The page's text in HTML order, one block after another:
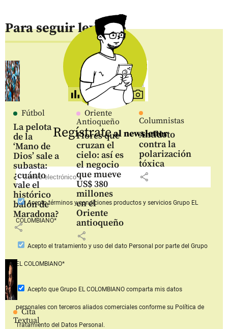
Para seguir leyendo
Fútbol
La pelota
de la
‘Mano de
Dios’ sale a
subasta:
¿cuánto
vale el
histórico
balón de
Maradona?
share
Oriente
Antioqueño
Flores que
cruzan el
cielo: así es
el negocio
que mueve
US$ 380
millones
en el
Oriente
antioqueño
share
Columnistas
Antídoto
contra la
polarización
tóxica
share
Cita
Textual
Regístrateal newsletter
Aceptotérminos y condiciones productos y serviciosGrupo EL
COLOMBIANO*
Acepto el tratamiento y uso del dato Personal por parte del Grupo
EL COLOMBIANO*
Acepto que Grupo EL COLOMBIANOcomparta mis datos
personales con terceros aliados comerciales conforme su Política de
Tratamiento del Datos Personal.